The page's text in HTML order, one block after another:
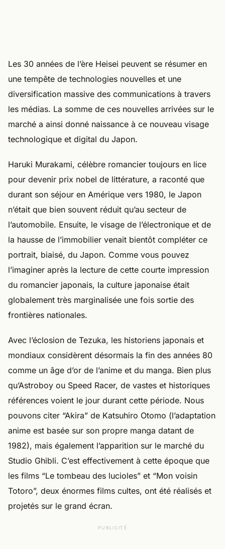
Les 30 années de l’ère Heisei peuvent se résumer en
une tempête de technologies nouvelles et une
diversification massive des communications à travers
les médias. La somme de ces nouvelles arrivées sur le
marché a ainsi donné naissance à ce nouveau visage
technologique et digital du Japon.
Haruki Murakami, célèbre romancier toujours en lice
pour devenir prix nobel de littérature, a raconté que
durant son séjour en Amérique vers 1980, le Japon
n’était que bien souvent réduit qu’au secteur de
l’automobile. Ensuite, le visage de l’électronique et de
la hausse de l’immobilier venait bientôt compléter ce
portrait, biaisé, du Japon. Comme vous pouvez
l’imaginer après la lecture de cette courte impression
du romancier japonais, la culture japonaise était
globalement très marginalisée une fois sortie des
frontières nationales.
Avec l’éclosion de Tezuka, les historiens japonais et
mondiaux considèrent désormais la fin des années 80
comme un âge d’or de l’anime et du manga. Bien plus
qu’Astroboy ou Speed Racer, de vastes et historiques
références voient le jour durant cette période. Nous
pouvons citer “Akira” de Katsuhiro Otomo (l’adaptation
anime est basée sur son propre manga datant de
1982), mais également l’apparition sur le marché du
Studio Ghibli. C’est effectivement à cette époque que
les films “Le tombeau des lucioles” et “Mon voisin
Totoro”, deux énormes films cultes, ont été réalisés et
projetés sur le grand écran.
PUBLICITÉ